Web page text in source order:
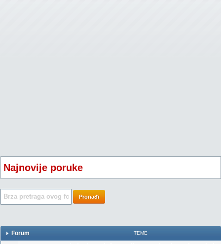
Najnovije poruke
Pronađi
Forum TEME